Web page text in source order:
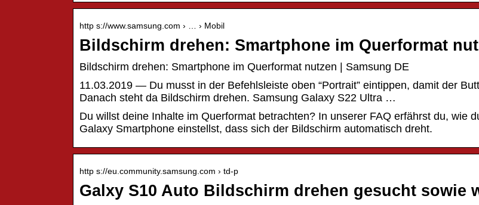
http s://www.samsung.com › … › Mobil
Bildschirm drehen: Smartphone im Querformat
Bildschirm drehen: Smartphone im Querformat nutzen | Samsung DE
11.03.2019 — Du musst in der Befehlsleiste oben “Portrait” eintippen, damit der
Danach steht da Bildschirm drehen. Samsung Galaxy S22 Ultra …
Du willst deine Inhalte im Querformat betrachten? In unserer FAQ erfährst du, wie
Galaxy Smartphone einstellst, dass sich der Bildschirm automatisch dreht.
http s://eu.community.samsung.com › td-p
Galxy S10 Auto Bildschirm drehen gesucht sowie